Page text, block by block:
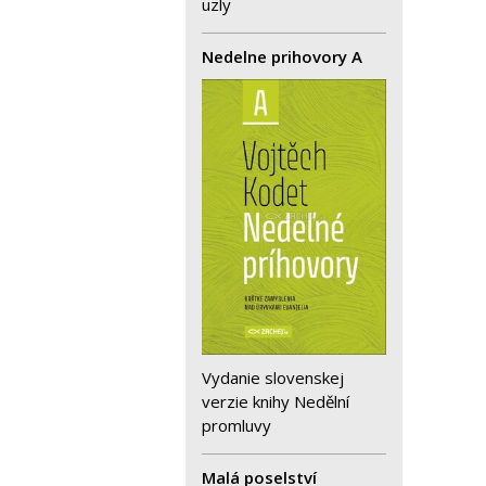
Nedelne prihovory A
Vydanie slovenskej
verzie knihy Nedělní
promluvy
Malá poselství